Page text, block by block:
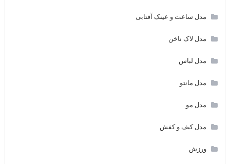
مدل ساعت و عینک آفتابی
مدل لاک ناخن
مدل لباس
مدل مانتو
مدل مو
مدل کیف و کفش
ورزش